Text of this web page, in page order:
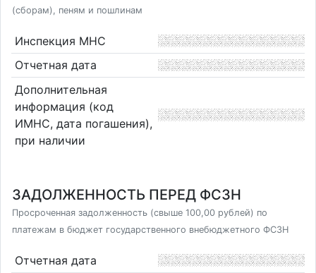
(сборам), пеням и пошлинам
Инспекция МНС
Отчетная дата
Дополнительная
информация (код
ИМНС, дата погашения),
при наличии
ЗАДОЛЖЕННОСТЬ ПЕРЕД ФСЗН
Просроченная задолженность (свыше 100,00 рублей) по
платежам в бюджет государственного внебюджетного ФСЗН
Отчетная дата